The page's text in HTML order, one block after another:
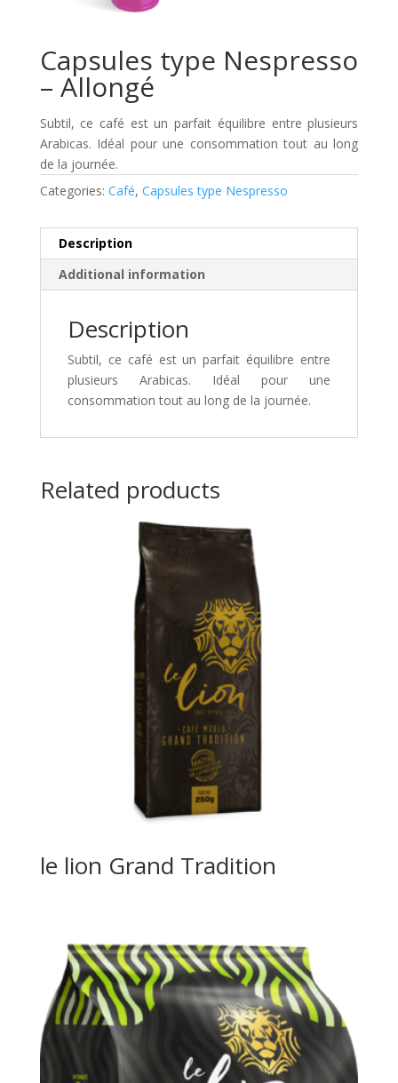
Capsules type Nespresso
– Allongé
Subtil, ce café est un parfait équilibre entre plusieurs
Arabicas. Idéal pour une consommation tout au long
de la journée.
Categories: Café, Capsules type Nespresso
Description
Additional information
Description
Subtil, ce café est un parfait équilibre entre
plusieurs Arabicas. Idéal pour une
consommation tout au long de la journée.
Related products
le lion Grand Tradition